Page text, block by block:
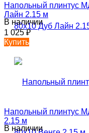
Напольный плинтус
Лайн 2.15 м
В наличии
1 025₽
Купить
Напольный плинтус
2.15 м
В наличии